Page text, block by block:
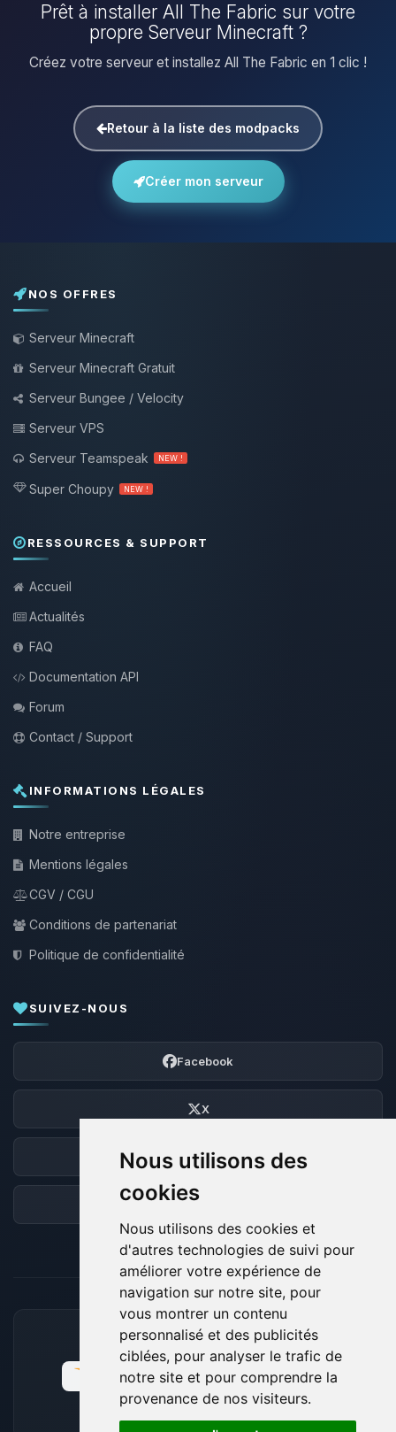
Nous utilisons des
cookies
Nous utilisons des cookies et
d'autres technologies de suivi pour
améliorer votre expérience de
navigation sur notre site, pour
vous montrer un contenu
personnalisé et des publicités
ciblées, pour analyser le trafic de
notre site et pour comprendre la
provenance de nos visiteurs.
Prêt à installer All The Fabric sur votre
propre Serveur Minecraft ?
Créez votre serveur et installez All The Fabric en 1 clic !
Retour à la liste des modpacks
Créer mon serveur
NOS OFFRES
Serveur Minecraft
Serveur Minecraft Gratuit
Serveur Bungee / Velocity
Serveur VPS
Serveur Teamspeak
NEW !
Super Choupy NEW !
RESSOURCES & SUPPORT
Accueil
Actualités
FAQ
Documentation API
Forum
Contact / Support
INFORMATIONS LÉGALES
Notre entreprise
Mentions légales
CGV / CGU
Conditions de partenariat
Politique de confidentialité
SUIVEZ-NOUS
Facebook
X
Discord
Forum
MOYENS DE PAIEMENT ACCEPTÉS